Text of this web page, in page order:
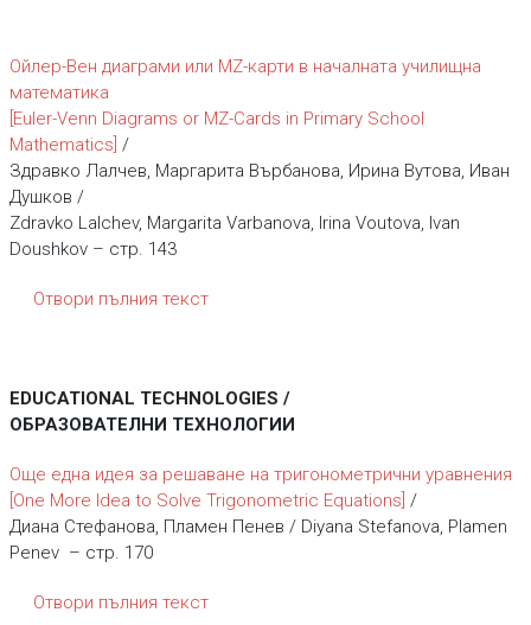
Ойлер-Вен диаграми или MZ-карти в началната училищна
математика
[Euler-Venn Diagrams or MZ-Cards in Primary School
Mathematics] /
Здравко Лалчев, Маргарита Върбанова, Ирина Вутова, Иван
Душков /
Zdravko Lalchev, Margarita Varbanova, Irina Voutova, Ivan
Doushkov – стр. 143
Отвори пълния текст
EDUCATIONAL TECHNOLOGIES /
ОБРАЗОВАТЕЛНИ ТЕХНОЛОГИИ
Още една идея за решаване на тригонометрични уравнения
[One More Idea to Solve Trigonometric Equations] /
Диана Стефанова, Пламен Пенев / Diyana Stefanova, Plamen
Penev – стр. 170
Отвори пълния текст